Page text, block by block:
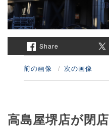
Share
前の画像 次の画像
高島屋堺店が閉店